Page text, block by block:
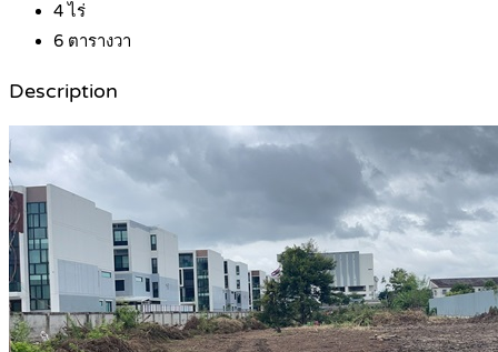
4ไร่
6 ตารางวา
Description